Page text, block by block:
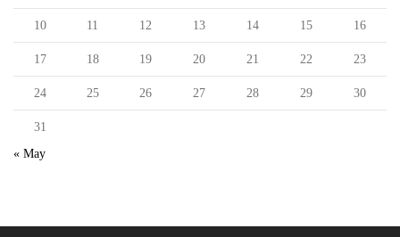
10 11 12 13 14 15 16
17 18 19 20 21 22 23
24 25 26 27 28 29 30
31
« May